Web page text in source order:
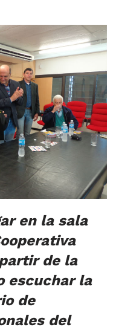
en la sala
de la
escuchar la
de
del